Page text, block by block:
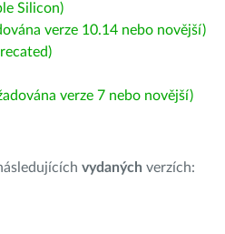
Silicon)
verze 10.14 nebo novější)
verze 7 nebo novější)
vydaných verzích: